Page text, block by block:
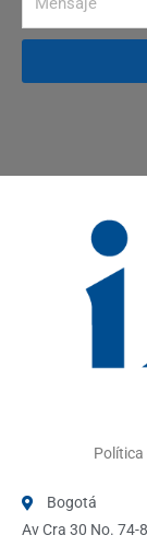
Bogotá
Av Cra 30 No. 74-